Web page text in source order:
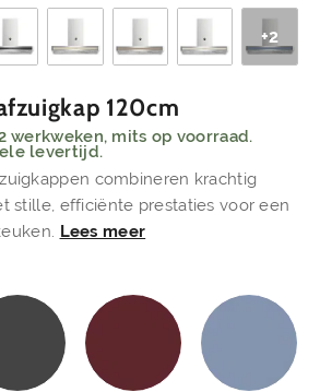
+2
120cm
werkweken, mits op voorraad.
levertijd.
combineren krachtig
stille, efficiënte prestaties voor een
Lees meer